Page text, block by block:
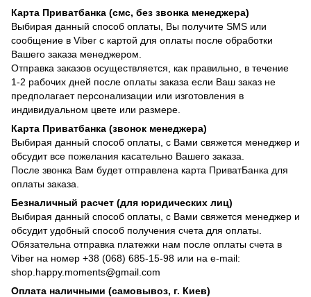
Карта Приватбанка (смс, без звонка менеджера)
Выбирая данный способ оплаты, Вы получите SMS или
сообщение в Viber с картой для оплаты после обработки
Вашего заказа менеджером.
Отправка заказов осуществляется, как правильно, в течение
1-2 рабочих дней после оплаты заказа если Ваш заказ не
предполагает персонализации или изготовления в
индивидуальном цвете или размере.
Карта Приватбанка (звонок менеджера)
Выбирая данный способ оплаты, с Вами свяжется менеджер и
обсудит все пожелания касательно Вашего заказа.
После звонка Вам будет отправлена карта ПриватБанка для
оплаты заказа.
Безналичный расчет (для юридических лиц)
Выбирая данный способ оплаты, с Вами свяжется менеджер и
обсудит удобный способ получения счета для оплаты.
Обязательна отправка платежки нам после оплаты счета в
Viber на номер +38 (068) 685-15-98 или на e-mail:
shop.happy.moments@gmail.com
Оплата наличными (самовывоз, г. Киев)